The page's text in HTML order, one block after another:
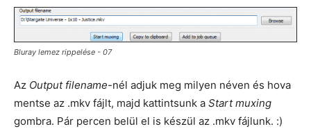
Bluray lemez rippelése - 07
Az Output filename-nél adjuk meg milyen néven és hova
mentse az .mkv fájlt, majd kattintsunk a Start muxing
gombra. Pár percen belül el is készül az .mkv fájlunk. :)